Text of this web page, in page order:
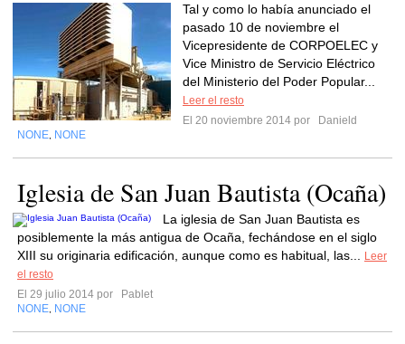
Tal y como lo había anunciado el
pasado 10 de noviembre el
Vicepresidente de CORPOELEC y
Vice Ministro de Servicio Eléctrico
del Ministerio del Poder Popular...
Leer el resto
El 20 noviembre 2014 por
Danield
NONE NONE
Iglesia de San Juan Bautista (Ocaña)
La iglesia de San Juan Bautista es
posiblemente la más antigua de Ocaña, fechándose en el siglo
XIII su originaria edificación, aunque como es habitual, las...
Leer
el resto
El 29 julio 2014 por
Pablet
NONE NONE